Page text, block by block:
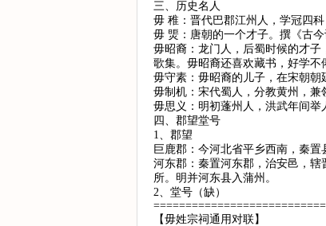
三、历史名人
毋 稚：晋代巴郡江州人，学冠四
毋 煚：唐朝的一个才子。撰《古
毋昭裔：龙门人，后蜀时候的才
歌集。毋昭裔还喜欢藏书，好学不
毋守素：毋昭裔的儿子，在宋朝朝
毋制机：宋代蜀人，分教黄州，兼
毋思义：明初蓬州人，洪武年间举
四、郡望堂号
1、郡望
巨鹿郡：今河北省平乡西南，秦置
河东郡：秦置河东郡，治安邑，
所。明并河东县入蒲州。
2、堂号（缺）
【毋姓宗祠通用对联】